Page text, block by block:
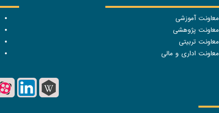
معاونت آموزشی
معاونت پژوهشی
معاونت تربیتی
معاونت اداری و مالی